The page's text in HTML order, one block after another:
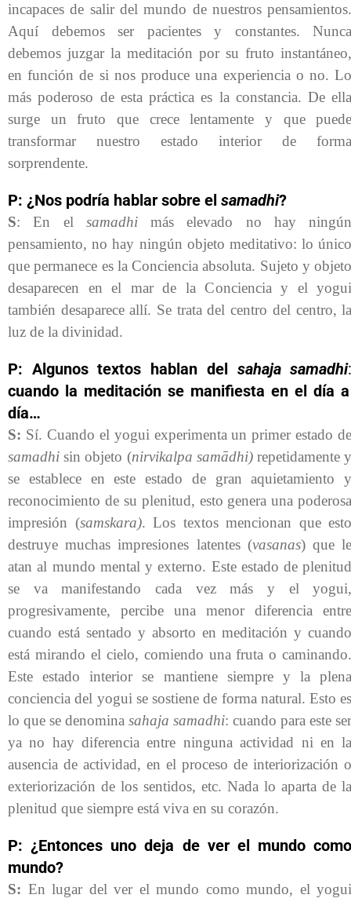
incapaces de salir del mundo de nuestros
Aquí debemos ser pacientes y constantes.
debemos juzgar la meditación por su fruto
en función de si nos produce una experiencia o no.
más poderoso de esta práctica es la constancia. De
surge un fruto que crece lentamente y que
transformar nuestro estado interior de
sorprendente.
P: ¿Nos podría hablar sobre el samadhi?
S: En el samadhimás elevado no hay
pensamiento, no hay ningún objeto meditativo: lo
que permanece es la Conciencia absoluta. Sujeto y
desaparecen en el mar de la Conciencia y el
también desaparece allí. Se trata del centro del centro,
luz de la divinidad.
P: Algunos textos hablan del sahaja samadhi
cuando la meditación se manifiesta en el día a
día…
S: Sí. Cuando el yogui experimenta un primer estado
samadhi sin objeto (nirvikalpa samādhi)repetidamente
se establece en este estado de gran aquietamiento
reconocimiento de su plenitud, esto genera una
impresión (samskara). Los textos mencionan que
destruye muchas impresiones latentes (vasanas) que
atan al mundo mental y externo. Este estado de
se va manifestando cada vez más y el
progresivamente, percibe una menor diferencia
cuando está sentado y absorto en meditación y
está mirando el cielo, comiendo una fruta o
Este estado interior se mantiene siempre y la
conciencia del yogui se sostiene de forma natural. Esto
lo que se denominasahaja samadhi: cuando para este
ya no hay diferencia entre ninguna actividad ni en
ausencia de actividad, en el proceso de interiorización
exteriorización de los sentidos, etc. Nada lo aparta de
plenitud que siempre está viva en su corazón.
P: ¿Entonces uno deja de ver el mundo
mundo?
S: En lugar del ver el mundo como mundo, el